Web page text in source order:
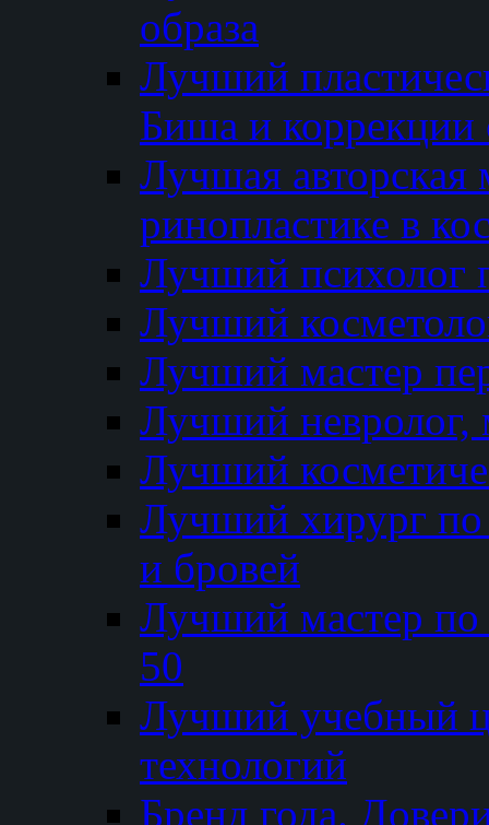
образа
Лучший
Биша и коррекции
Лучшая авторская
ринопластике в
Лучший психолог
Лучший
Лучший мастер
Лучший невролог,
Лучший
Лучший хирург по
и бровей
Лучший мастер
50
Лучший
технологий
Бренд года.